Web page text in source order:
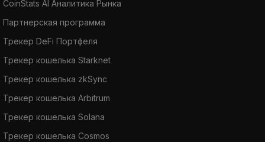
CoinStats AI Аналитика Рынка
Партнерская программа
Трекер DeFi Портфеля
Трекер кошелька Starknet
Трекер кошелька zkSync
Трекер кошелька Arbitrum
Трекер кошелька Solana
Трекер кошелька Cosmos